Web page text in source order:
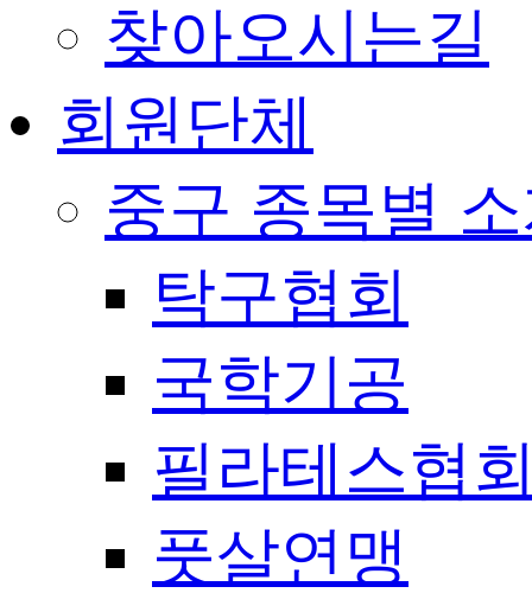
찾아오시는길
회원단체
중구 종목별
탁구협회
국학기공
필라테스협
풋살연맹